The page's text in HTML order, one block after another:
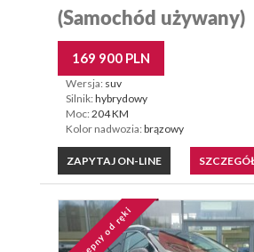
(Samochód używany)
169 900 PLN
Wersja: suv
Silnik: hybrydowy
Moc: 204 KM
Kolor nadwozia: brązowy
ZAPYTAJ ON-LINE